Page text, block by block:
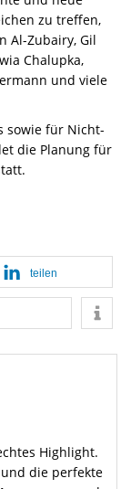
zu treffen,
Al-Zubairy, Gil
Chalupka,
und viele
sowie für Nicht-
die Planung für
teilen
Highlight.
die perfekte